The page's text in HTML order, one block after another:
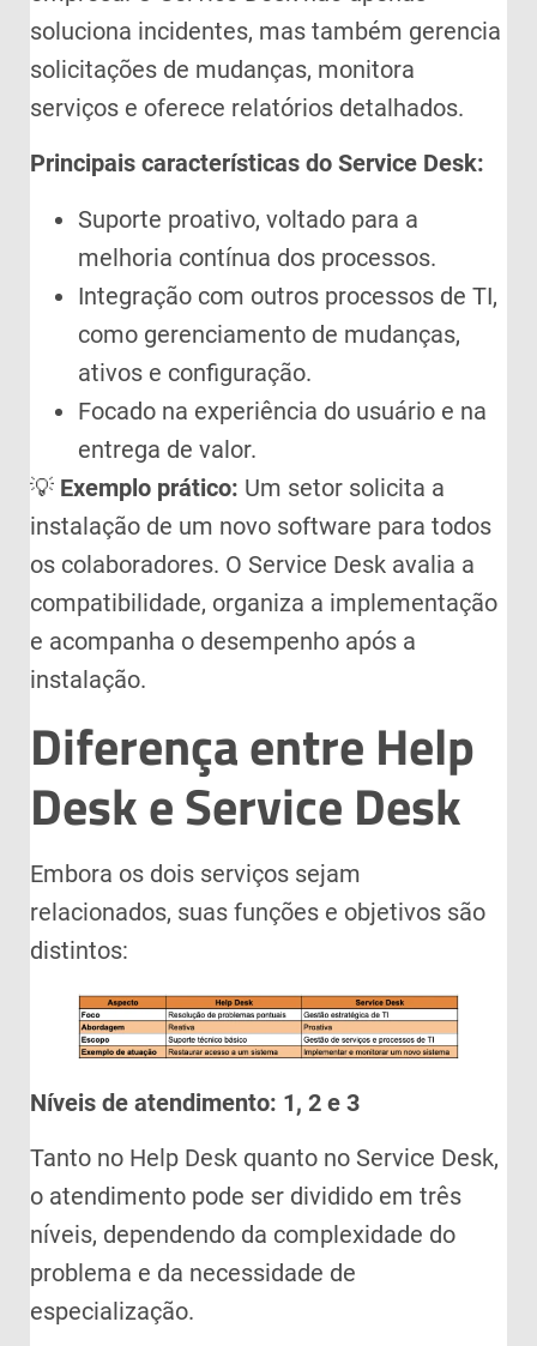
soluciona incidentes, mas também gerencia
solicitações de mudanças, monitora
serviços e oferece relatórios detalhados.
Principais características do Service Desk:
Suporte proativo, voltado para a
melhoria contínua dos processos.
Integração com outros processos de TI,
como gerenciamento de mudanças,
ativos e configuração.
Focado na experiência do usuário e na
entrega de valor.
💡 Exemplo prático: Um setor solicita a
instalação de um novo software para todos
os colaboradores. O Service Desk avalia a
compatibilidade, organiza a implementação
e acompanha o desempenho após a
instalação.
Diferença entre Help
Desk e Service Desk
Embora os dois serviços sejam
relacionados, suas funções e objetivos são
distintos:
Níveis de atendimento: 1, 2 e 3
Tanto no Help Desk quanto no Service Desk,
o atendimento pode ser dividido em três
níveis, dependendo da complexidade do
problema e da necessidade de
especialização.